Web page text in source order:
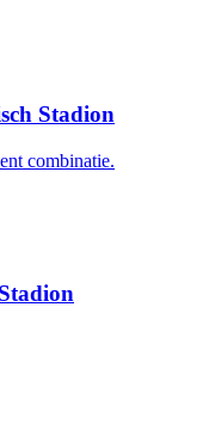
Stadion
combinatie.